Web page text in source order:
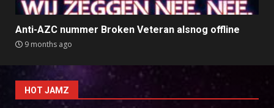
Anti-AZC nummer Broken Veteran alsnog offline
9 months ago
HOT JAMZ